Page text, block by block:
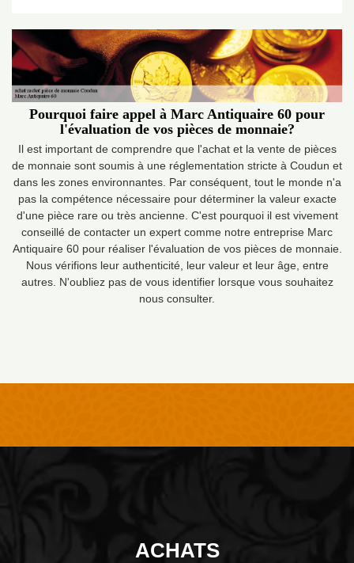
Pourquoi faire appel à Marc Antiquaire 60 pour
l'évaluation de vos pièces de monnaie?
Il est important de comprendre que l'achat et la vente de pièces
de monnaie sont soumis à une réglementation stricte à Coudun et
dans les zones environnantes. Par conséquent, tout le monde n'a
pas la compétence nécessaire pour déterminer la valeur exacte
d'une pièce rare ou très ancienne. C'est pourquoi il est vivement
conseillé de contacter un expert comme notre entreprise Marc
Antiquaire 60 pour réaliser l'évaluation de vos pièces de monnaie.
Nous vérifions leur authenticité, leur valeur et leur âge, entre
autres. N'oubliez pas de vous identifier lorsque vous souhaitez
nous consulter.
ACHATS